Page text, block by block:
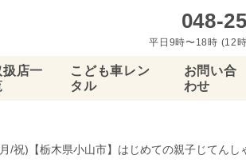
048-
平日9時〜18時 (12
扱店一
こども車レン
タル
お問い合
わせ
/祝)【栃木県小山市】はじめての親子じてんし